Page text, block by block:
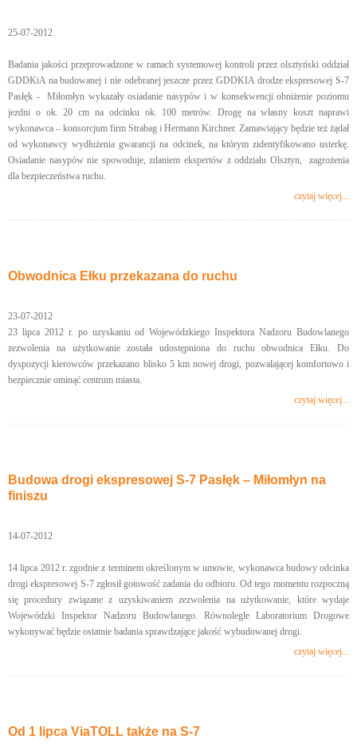
25-07-2012
Badania jakości przeprowadzone w ramach systemowej kontroli przez olsztyński oddział
GDDKiA na budowanej i nie odebranej jeszcze przez GDDKIA drodze ekspresowej S-7
Pasłęk - Miłomłyn wykazały osiadanie nasypów i w konsekwencji obniżenie poziomu
jezdni o ok. 20 cm na odcinku ok. 100 metrów. Drogę na własny koszt naprawi
wykonawca – konsorcjum firm Strabag i Hermann Kirchner. Zamawiający będzie też żądał
od wykonawcy wydłużenia gwarancji na odcinek, na którym zidentyfikowano usterkę.
Osiadanie nasypów nie spowoduje, zdaniem ekspertów z oddziału Olsztyn, zagrożenia
dla bezpieczeństwa ruchu.
czytaj więcej...
Obwodnica Ełku przekazana do ruchu
23-07-2012
23 lipca 2012 r. po uzyskaniu od Wojewódzkiego Inspektora Nadzoru Budowlanego
zezwolenia na użytkowanie została udostępniona do ruchu obwodnica Ełku. Do
dyspozycji kierowców przekazano blisko 5 km nowej drogi, pozwalającej komfortowo i
bezpiecznie ominąć centrum miasta.
czytaj więcej...
Budowa drogi ekspresowej S-7 Pasłęk – Miłomłyn na
finiszu
14-07-2012
14 lipca 2012 r. zgodnie z terminem określonym w umowie, wykonawca budowy odcinka
drogi ekspresowej S-7 zgłosił gotowość zadania do odbioru. Od tego momentu rozpoczną
się procedury związane z uzyskiwaniem zezwolenia na użytkowanie, które wydaje
Wojewódzki Inspektor Nadzoru Budowlanego. Równolegle Laboratorium Drogowe
wykonywać będzie ostatnie badania sprawdzające jakość wybudowanej drogi.
czytaj więcej...
Od 1 lipca ViaTOLL także na S-7